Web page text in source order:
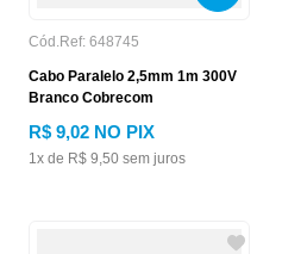
Cód.Ref: 648745
Cabo Paralelo 2,5mm 1m 300V
Branco Cobrecom
R$ 9,02 NO PIX
1x de R$ 9,50 sem juros